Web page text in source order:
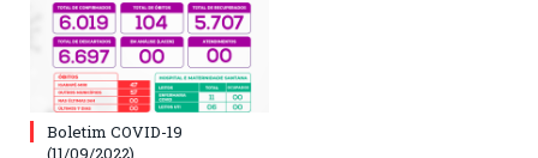
Boletim COVID-19
(11/09/2022)